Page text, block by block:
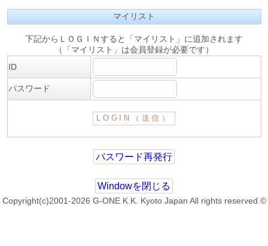
マイリスト
下記からＬＯＧＩＮすると「マイリスト」に追加されます
（「マイリスト」は会員登録が必要です）
ID
パスワード
パスワード再発行
Windowを閉じる
Copyright(c)2001-2026 G-ONE K.K. Kyoto Japan All rights reserved.©